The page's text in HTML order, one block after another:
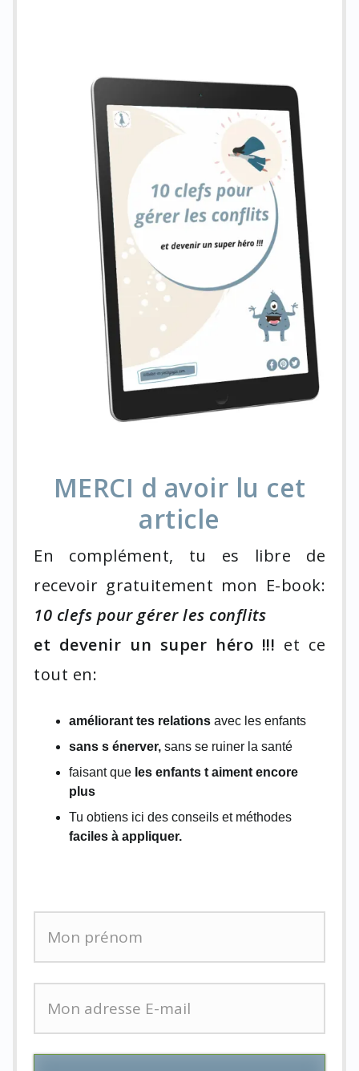
MERCI d avoir lu cet
article
En complément, tu es libre de
recevoir gratuitement mon E-book:
10 clefs pour gérer les conflits
et devenir un super héro !!! et ce
tout en:
améliorant tes relations avec les enfants
sans s énerver, sans se ruiner la santé
faisant que les enfants t aiment encore
plus
Tu obtiens ici des conseils et méthodes
faciles à appliquer.